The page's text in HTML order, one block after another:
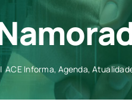
ACE Informa Agenda